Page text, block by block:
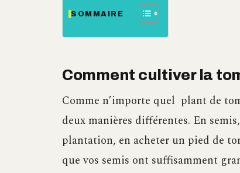
SOMMAIRE
Comment cultiver la
Comme n’importe quel plant de
deux manières différentes. En
plantation, en acheter un pied de
que vos semis ont suffisamment